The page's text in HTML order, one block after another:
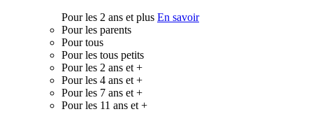
Pour les 2 ans et plus En savoir
Pour les parents
Pour tous
Pour les tous petits
Pour les 2 ans et +
Pour les 4 ans et +
Pour les 7 ans et +
Pour les 11 ans et +